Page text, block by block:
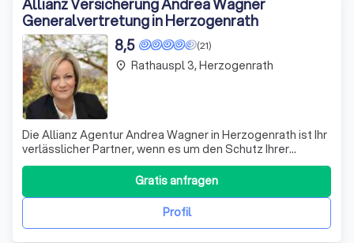
Generalvertretung in Herzogenrath
(21)
8,5
Die Allianz Agentur Andrea Wagner in Herzogenrath ist Ihr
verlässlicher Partner, wenn es um den Schutz Ihrer
persönlichen Gegenstände und Ihres Lebensstils geht.
Wir wissen, dass das Leben unvorhersehbare Wendungen
nehmen kann, sei es ein Autounfall, eine Sportverletzung
oder eine Krankheit Ihres HaProfil
Gratis anfragen
place Rathauspl 3, Herzogenrath